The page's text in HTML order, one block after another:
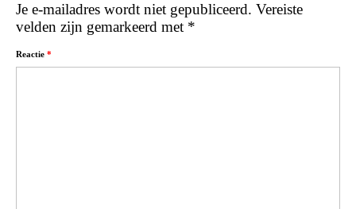
Je e-mailadres wordt niet gepubliceerd. Vereiste
velden zijn gemarkeerd met *
Reactie *